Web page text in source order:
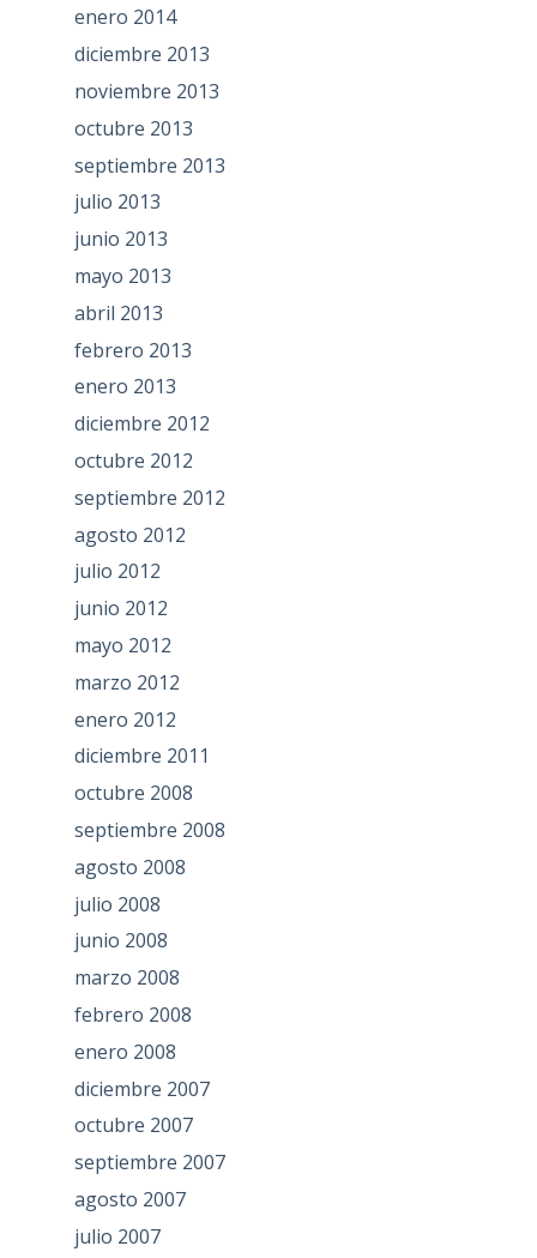
enero 2014
diciembre 2013
noviembre 2013
octubre 2013
septiembre 2013
julio 2013
junio 2013
mayo 2013
abril 2013
febrero 2013
enero 2013
diciembre 2012
octubre 2012
septiembre 2012
agosto 2012
julio 2012
junio 2012
mayo 2012
marzo 2012
enero 2012
diciembre 2011
octubre 2008
septiembre 2008
agosto 2008
julio 2008
junio 2008
marzo 2008
febrero 2008
enero 2008
diciembre 2007
octubre 2007
septiembre 2007
agosto 2007
julio 2007